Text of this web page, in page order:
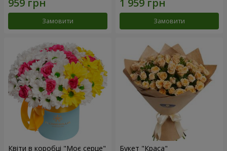
Замовити Замовити
Квіти в коробці "Моє серце" Букет "Краса"